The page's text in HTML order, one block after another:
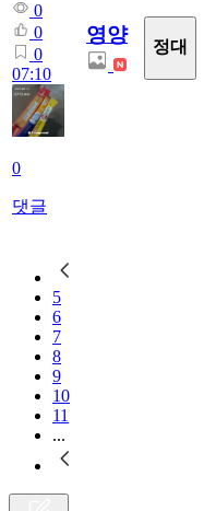
0
0
0
07:10
0
댓글
영양
정대
5
6
7
8
9
10
11
...